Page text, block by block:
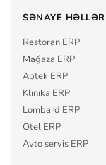
SƏNAYE
Restoran ERP
Mağaza ERP
Aptek ERP
Klinika ERP
Lombard ERP
Otel ERP
Avto servis ERP